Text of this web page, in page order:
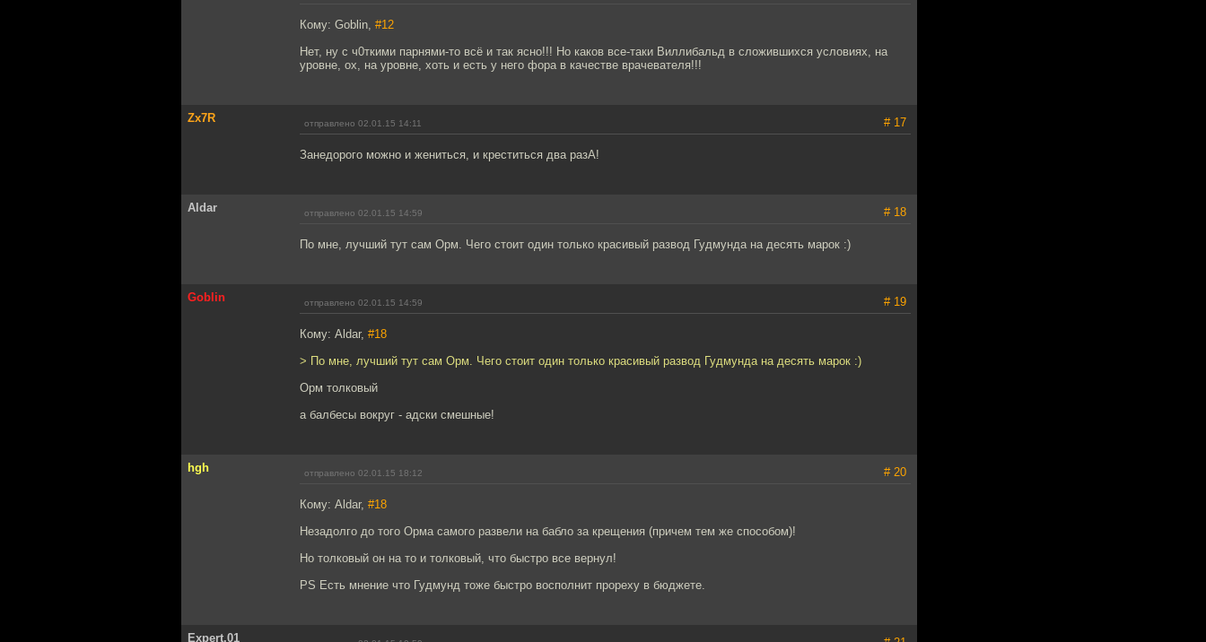
Кому: Goblin, #12
Нет, ну с ч0ткими парнями-то всё и так ясно!!! Но каков все-таки Виллибальд в сложившихся условиях, на
уровне, ох, на уровне, хоть и есть у него фора в качестве врачевателя!!!
Zx7R отправлено 02.01.15 14:11 # 17
Занедорого можно и жениться, и креститься два разА!
Aldar отправлено 02.01.15 14:59 # 18
По мне, лучший тут сам Орм. Чего стоит один только красивый развод Гудмунда на десять марок :)
Goblin отправлено 02.01.15 14:59 # 19
Кому: Aldar, #18
> По мне, лучший тут сам Орм. Чего стоит один только красивый развод Гудмунда на десять марок :)
Орм толковый
а балбесы вокруг - адски смешные!
hgh отправлено 02.01.15 18:12 # 20
Кому: Aldar, #18
Незадолго до того Орма самого развели на бабло за крещения (причем тем же способом)!
Но толковый он на то и толковый, что быстро все вернул!
PS Есть мнение что Гудмунд тоже быстро восполнит прореху в бюджете.
Expert.01